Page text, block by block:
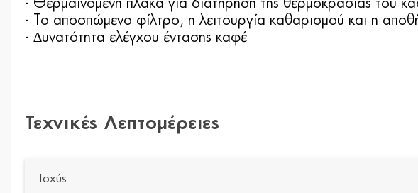
- Θερµαινόµενη πλάκα για διατήρηση της θερµοκρασίας του
- Το αποσπώµενο φίλτρο, η λειτουργία καθαρισµού και η
- ∆υνατότητα ελέγχου έντασης καφέ
Τεχνικές Λεπτομέρειες
Ισχύς